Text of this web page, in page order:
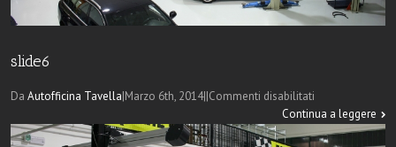
slide6
Da Autofficina Tavella|Marzo 6th, 2014||Commenti disabilitati
slide6
Continua a leggere